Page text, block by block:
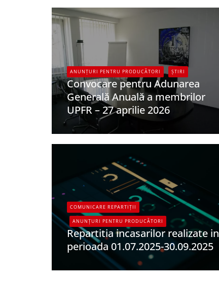
ANUNȚURI PENTRU PRODUCĂTORI ȘTIRI
Convocare pentru Adunarea
Generală Anuală a membrilor
UPFR – 27 aprilie 2026
UPFR
COMUNICARE REPARTIȚII
ANUNȚURI PENTRU PRODUCĂTORI
Repartitia incasarilor realizate in
perioada 01.07.2025-30.09.2025